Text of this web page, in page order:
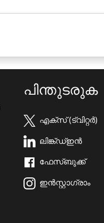
പിന്തുടരുക
എക്സ് (ട്വിറ്റർ)
ലിങ്ക്ഡ്ഇൻ
ഫേസ്ബുക്ക്
ഇൻസ്റ്റാഗ്രാം